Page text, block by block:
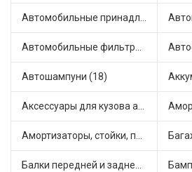
Автомобильные принадлежности и аксессуары (6)
Автомобильные фильтры (1)
Автошампуни (18)
Аксессуары для кузова автомобиля (1)
Амортизаторы, стойки, подушки стоек (36)
Балки передней и задней подвески (4)